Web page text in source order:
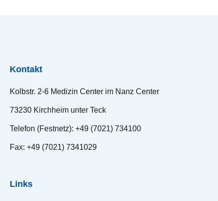
Kontakt
Kolbstr. 2-6 Medizin Center im Nanz Center
73230 Kirchheim unter Teck
Telefon (Festnetz): +49 (7021) 734100
Fax: +49 (7021) 7341029
Links